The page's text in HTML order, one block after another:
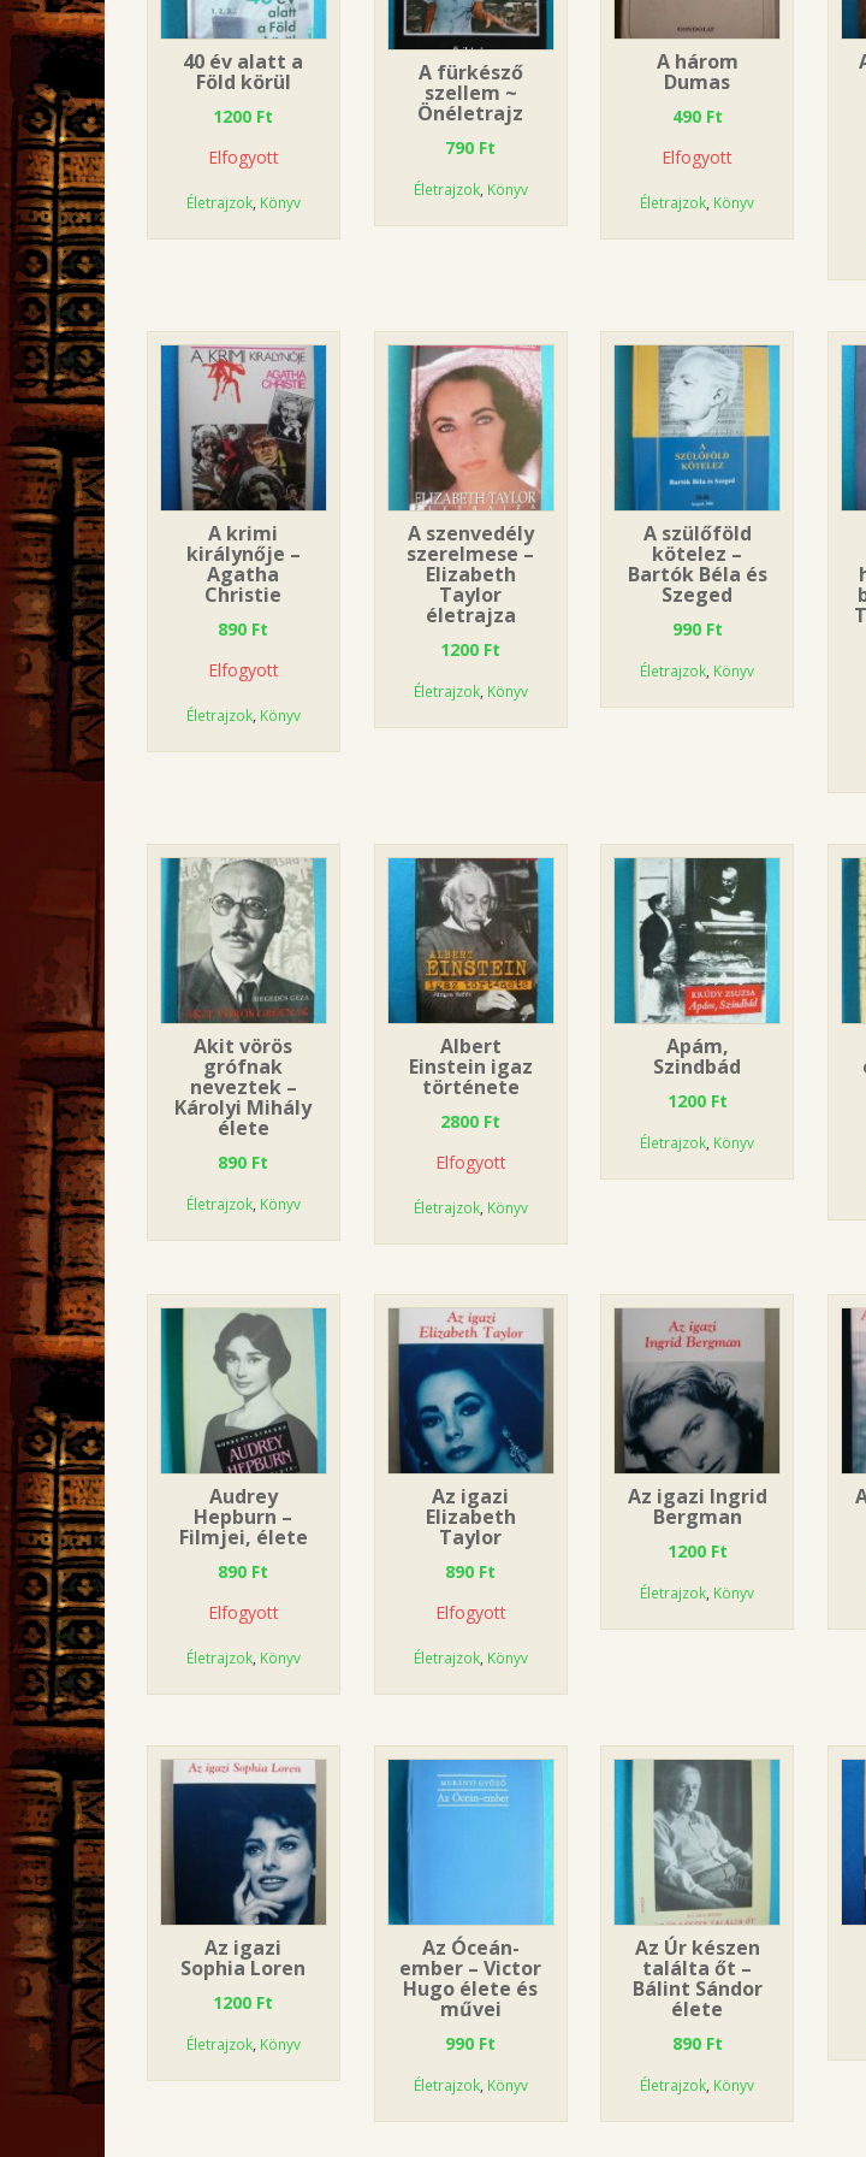
40 év alatt a
Föld körül
1200 Ft
Elfogyott
Életrajzok, Könyv
A fürkésző
szellem ~
Önéletrajz
790 Ft
Életrajzok, Könyv
A három
Dumas
490 Ft
Elfogyott
Életrajzok Könyv
A krimi
királynője –
Agatha
Christie
890 Ft
Elfogyott
Életrajzok, Könyv
A szenvedély
szerelmese –
Elizabeth
Taylor
életrajza
1200 Ft
Életrajzok, Könyv
A szülőföld
kötelez –
Bartók Béla és
Szeged
990 Ft
Életrajzok Könyv
Akit vörös
grófnak
neveztek –
Károlyi Mihály
élete
890 Ft
Életrajzok, Könyv
Albert
Einstein igaz
története
2800 Ft
Elfogyott
Életrajzok, Könyv
Apám,
Szindbád
1200 Ft
Életrajzok Könyv
Audrey
Hepburn –
Filmjei, élete
890 Ft
Elfogyott
Életrajzok, Könyv
Az igazi
Elizabeth
Taylor
890 Ft
Elfogyott
Életrajzok, Könyv
Az igazi Ingrid
Bergman
1200 Ft
Életrajzok, Könyv
Az igazi
Sophia Loren
1200 Ft
Életrajzok, Könyv
Az Óceán-
ember – Victor
Hugo élete és
művei
990 Ft
Életrajzok, Könyv
Az Úr készen
találta őt –
Bálint Sándor
élete
890 Ft
Életrajzok, Könyv